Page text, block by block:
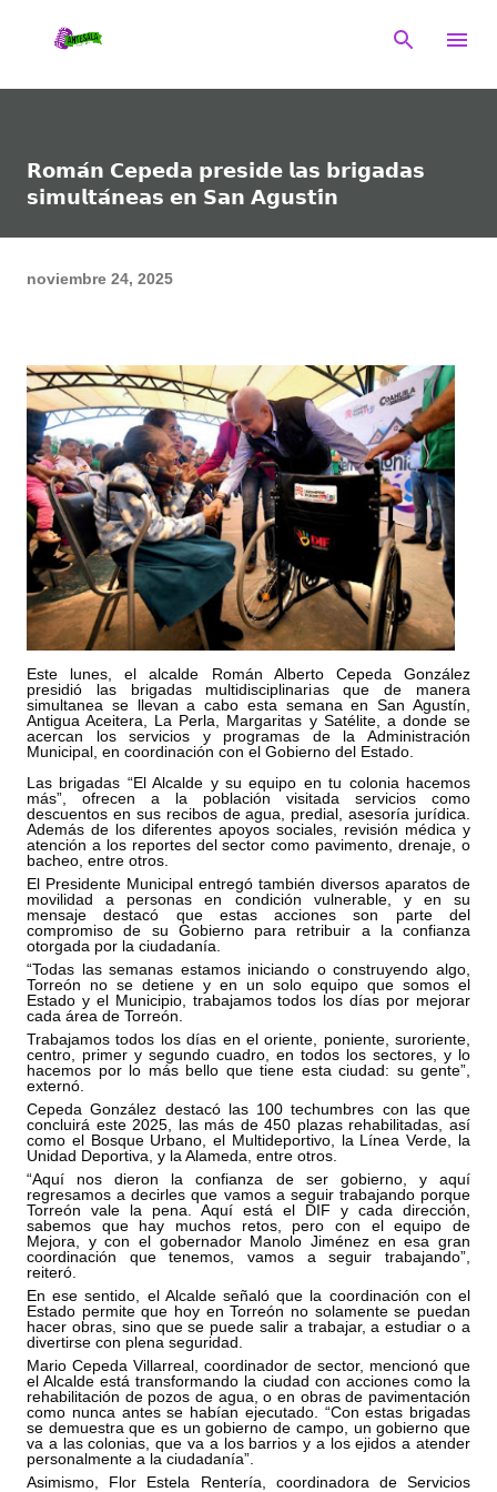
𝗥𝗼𝗺𝗮́𝗻 𝗖𝗲𝗽𝗲𝗱𝗮 𝗽𝗿𝗲𝘀𝗶𝗱𝗲 𝗹𝗮𝘀 𝗯𝗿𝗶𝗴𝗮𝗱𝗮𝘀
𝘀𝗶𝗺𝘂𝗹𝘁𝗮́𝗻𝗲𝗮𝘀 𝗲𝗻 𝗦𝗮𝗻 𝗔𝗴𝘂𝘀𝘁𝗶́𝗻
noviembre 24, 2025
Este lunes, el alcalde Román Alberto Cepeda González
presidió las brigadas multidisciplinarias que de manera
simultanea se llevan a cabo esta semana en San Agustín,
Antigua Aceitera, La Perla, Margaritas y Satélite, a donde se
acercan los servicios y programas de la Administración
Municipal, en coordinación con el Gobierno del Estado.
Las brigadas “El Alcalde y su equipo en tu colonia hacemos
más”, ofrecen a la población visitada servicios como
descuentos en sus recibos de agua, predial, asesoría jurídica.
Además de los diferentes apoyos sociales, revisión médica y
atención a los reportes del sector como pavimento, drenaje, o
bacheo, entre otros.
El Presidente Municipal entregó también diversos aparatos de
movilidad a personas en condición vulnerable, y en su
mensaje destacó que estas acciones son parte del
compromiso de su Gobierno para retribuir a la confianza
otorgada por la ciudadanía.
“Todas las semanas estamos iniciando o construyendo algo,
Torreón no se detiene y en un solo equipo que somos el
Estado y el Municipio, trabajamos todos los días por mejorar
cada área de Torreón.
Trabajamos todos los días en el oriente, poniente, suroriente,
centro, primer y segundo cuadro, en todos los sectores, y lo
hacemos por lo más bello que tiene esta ciudad: su gente”,
externó.
Cepeda González destacó las 100 techumbres con las que
concluirá este 2025, las más de 450 plazas rehabilitadas, así
como el Bosque Urbano, el Multideportivo, la Línea Verde, la
Unidad Deportiva, y la Alameda, entre otros.
“Aquí nos dieron la confianza de ser gobierno, y aquí
regresamos a decirles que vamos a seguir trabajando porque
Torreón vale la pena. Aquí está el DIF y cada dirección,
sabemos que hay muchos retos, pero con el equipo de
Mejora, y con el gobernador Manolo Jiménez en esa gran
coordinación que tenemos, vamos a seguir trabajando”,
reiteró.
En ese sentido, el Alcalde señaló que la coordinación con el
Estado permite que hoy en Torreón no solamente se puedan
hacer obras, sino que se puede salir a trabajar, a estudiar o a
divertirse con plena seguridad.
Mario Cepeda Villarreal, coordinador de sector, mencionó que
el Alcalde está transformando la ciudad con acciones como la
rehabilitación de pozos de agua, o en obras de pavimentación
como nunca antes se habían ejecutado. “Con estas brigadas
se demuestra que es un gobierno de campo, un gobierno que
va a las colonias, que va a los barrios y a los ejidos a atender
personalmente a la ciudadanía”.
Asimismo, Flor Estela Rentería, coordinadora de Servicios